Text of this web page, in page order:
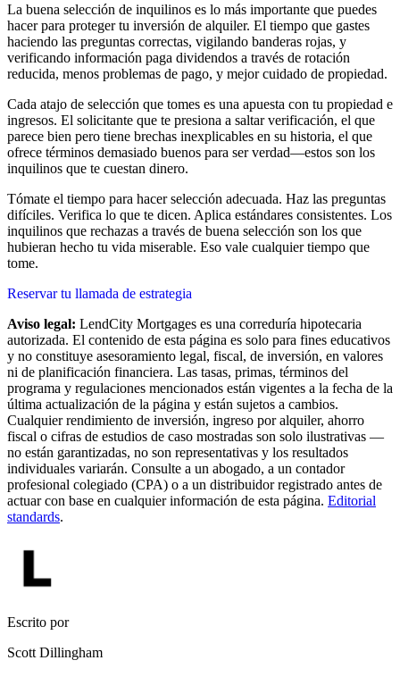
La buena selección de inquilinos es lo más importante que puedes
hacer para proteger tu inversión de alquiler. El tiempo que gastes
haciendo las preguntas correctas, vigilando banderas rojas, y
verificando información paga dividendos a través de rotación
reducida, menos problemas de pago, y mejor cuidado de propiedad.
Cada atajo de selección que tomes es una apuesta con tu propiedad e
ingresos. El solicitante que te presiona a saltar verificación, el que
parece bien pero tiene brechas inexplicables en su historia, el que
ofrece términos demasiado buenos para ser verdad—estos son los
inquilinos que te cuestan dinero.
Tómate el tiempo para hacer selección adecuada. Haz las preguntas
difíciles. Verifica lo que te dicen. Aplica estándares consistentes. Los
inquilinos que rechazas a través de buena selección son los que
hubieran hecho tu vida miserable. Eso vale cualquier tiempo que
tome.
Reservar tu llamada de estrategia
Aviso legal: LendCity Mortgages es una correduría hipotecaria
autorizada. El contenido de esta página es solo para fines educativos
y no constituye asesoramiento legal, fiscal, de inversión, en valores
ni de planificación financiera. Las tasas, primas, términos del
programa y regulaciones mencionados están vigentes a la fecha de la
última actualización de la página y están sujetos a cambios.
Cualquier rendimiento de inversión, ingreso por alquiler, ahorro
fiscal o cifras de estudios de caso mostradas son solo ilustrativas —
no están garantizadas, no son representativas y los resultados
individuales variarán. Consulte a un abogado, a un contador
profesional colegiado (CPA) o a un distribuidor registrado antes de
actuar con base en cualquier información de esta página. Editorial
standards.
Escrito por
Scott Dillingham